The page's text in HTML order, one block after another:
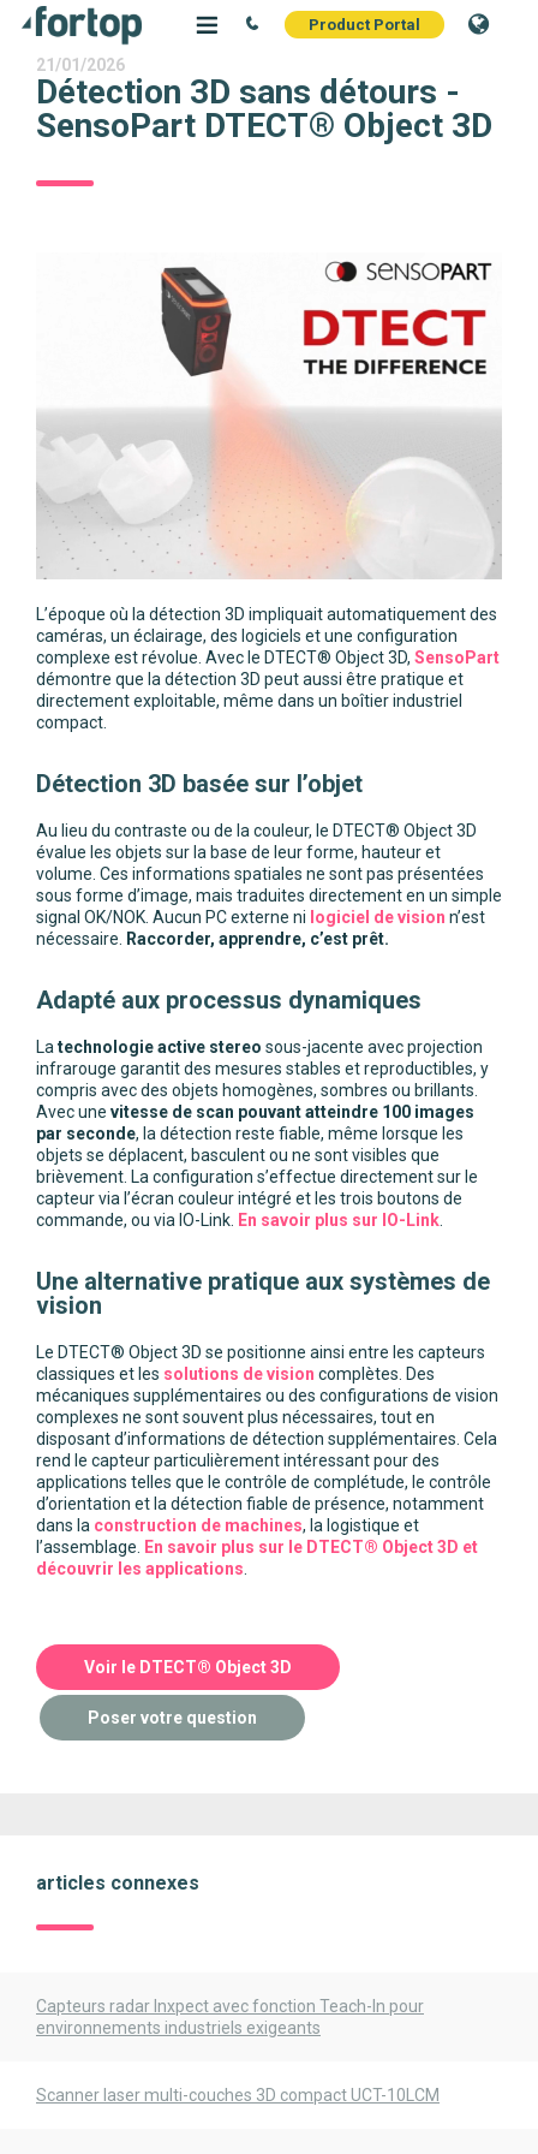
Product Portal
21/01/2026
Détection 3D sans détours -
SensoPart DTECT® Object 3D
L’époque où la détection 3D impliquait automatiquement des
caméras, un éclairage, des logiciels et une configuration
complexe est révolue. Avec le DTECT® Object 3D, SensoPart
démontre que la détection 3D peut aussi être pratique et
directement exploitable, même dans un boîtier industriel
compact.
Détection 3D basée sur l’objet
Au lieu du contraste ou de la couleur, le DTECT® Object 3D
évalue les objets sur la base de leur forme, hauteur et
volume. Ces informations spatiales ne sont pas présentées
sous forme d’image, mais traduites directement en un simple
signal OK/NOK. Aucun PC externe ni logiciel de vision n’est
nécessaire. Raccorder, apprendre, c’est prêt.
Adapté aux processus dynamiques
Latechnologie active stereo sous-jacente avec projection
infrarouge garantit des mesures stables et reproductibles, y
compris avec des objets homogènes, sombres ou brillants.
Avec une vitesse de scan pouvant atteindre 100 images
par seconde, la détection reste fiable, même lorsque les
objets se déplacent, basculent ou ne sont visibles que
brièvement. La configuration s’effectue directement sur le
capteur via l’écran couleur intégré et les trois boutons de
commande, ou via IO-Link. En savoir plus sur IO-Link.
Une alternative pratique aux systèmes de
vision
Le DTECT® Object 3D se positionne ainsi entre les capteurs
classiques et les solutions de vision complètes. Des
mécaniques supplémentaires ou des configurations de vision
complexes ne sont souvent plus nécessaires, tout en
disposant d’informations de détection supplémentaires. Cela
rend le capteur particulièrement intéressant pour des
applications telles que le contrôle de complétude, le contrôle
d’orientation et la détection fiable de présence, notamment
dans la construction de machines, la logistique et
l’assemblage. En savoir plus sur le DTECT® Object 3D et
découvrir les applications.
Voir le DTECT® Object 3D
Poser votre question
articles connexes
Capteurs radar Inxpect avec fonction Teach-In pour
environnements industriels exigeants
Scanner laser multi-couches 3D compact UCT-10LCM